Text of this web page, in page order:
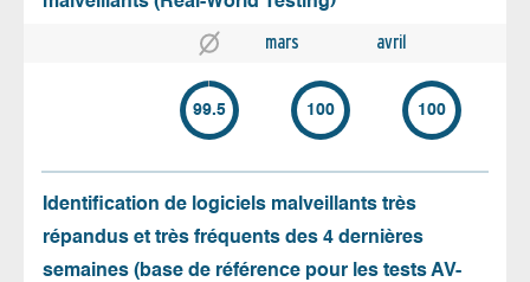
mars avril
99.5 100 100
Identification de logiciels malveillants très
répandus et très fréquents des 4 dernières
semaines (base de référence pour les tests AV-